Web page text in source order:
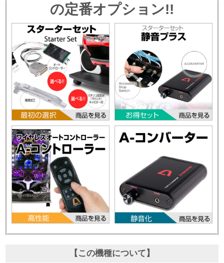
の定番オプション!!
【この機種について】